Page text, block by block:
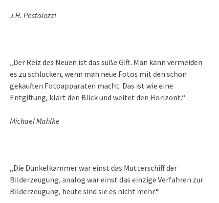
J.H. Pestalozzi
„Der Reiz des Neuen ist das süße Gift. Man kann vermeiden
es zu schlucken, wenn man neue Fotos mit den schon
gekauften Fotoapparaten macht. Das ist wie eine
Entgiftung, klärt den Blick und weitet den Horizont.“
Michael Mahlke
„Die Dunkelkammer war einst das Mutterschiff der
Bilderzeugung, analog war einst das einzige Verfahren zur
Bilderzeugung, heute sind sie es nicht mehr.“